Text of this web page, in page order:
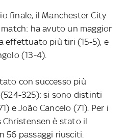
finale, il Manchester City
ha avuto un maggior
effettuato più tiri (15-5), e
(13-4).
con successo più
325): si sono distinti
e João Cancelo (71). Per i
Christensen è stato il
56 passaggi riusciti.